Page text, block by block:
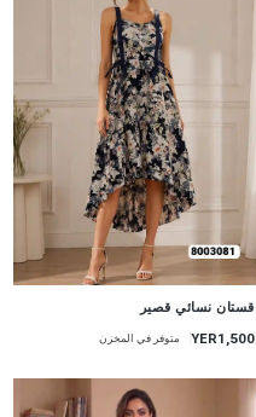
قستان نسائي قصير
YER1,500 متوفر في المخزن